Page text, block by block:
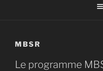
MBSR
Le programme